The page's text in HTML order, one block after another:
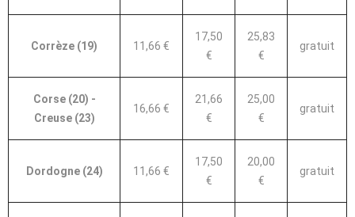
Corrèze (19) 11,66 €
17,50
€
25,83
€
gratuit
Corse (20) -
Creuse (23)
16,66 €
21,66
€
25,00
€
gratuit
Dordogne (24) 11,66 €
17,50
€
20,00
€
gratuit